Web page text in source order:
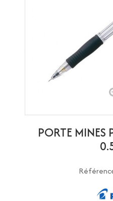
PORTE MINES